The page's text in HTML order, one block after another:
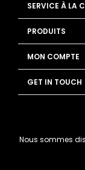
SERVICE À LA
PRODUITS
MON COMPTE
GET IN TOUCH
Nous sommes